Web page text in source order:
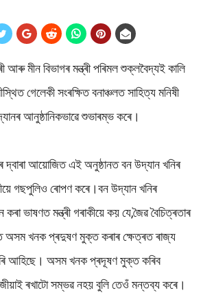
মীন বিভাগৰ মন্ত্ৰী পৰিমল শুক্লবৈদ্যই কালি
গেলেকী সংৰক্ষিত বনাঞ্চলত সাহিত্য মনিষী
আনুষ্ঠানিকভাৱে শুভাৰম্ভ কৰে।
দ্বাৰা আয়োজিত এই অনুষ্ঠানত বন উদ্যান খনিৰ
গছপুলিও ৰোপণ কৰে।বন উদ্যান খনিৰ
ভাষণত মন্ত্ৰী গৰাকীয়ে কয় যে,জৈৱ বৈচিত্ৰতাৰ
অসম খনক প্ৰদুষণ মুক্ত কৰাৰ ক্ষেত্ৰত ৰাজ্য
আহিছে। অসম খনক প্ৰদূষণ মুক্ত কৰিব
ৰখাটো সম্ভৱ নহয় বুলি তেওঁ মন্তব্য কৰে।